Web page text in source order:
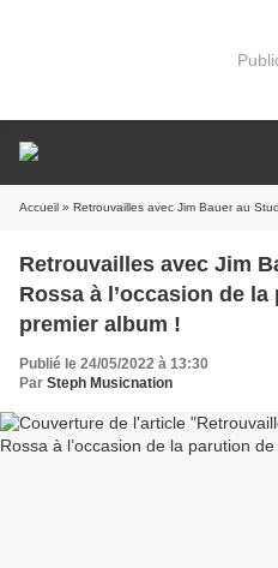
Accueil » Retrouvailles avec Jim Bauer au Studio Luna
Retrouvailles avec Jim
Rossa à l’occasion de
premier album !
Publié le 24/05/2022 à 13:30
Par Steph Musicnation